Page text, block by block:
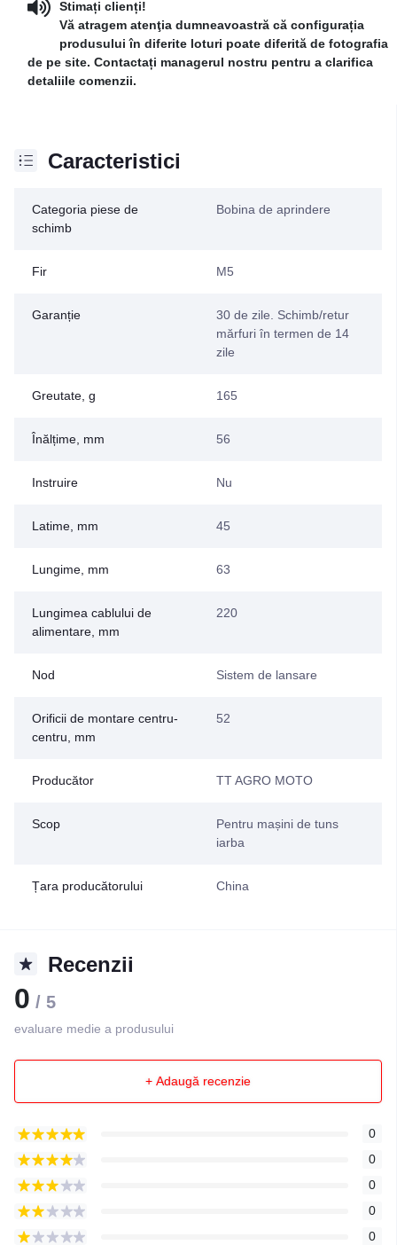
Stimați clienți!
Vă atragem atenţia dumneavoastră că configurația
produsului în diferite loturi poate diferită de fotografia
de pe site. Contactați managerul nostru pentru a clarifica
detaliile comenzii.
Caracteristici
Categoria piese de
schimb
Bobina de aprindere
Fir M5
Garanție
30 de zile. Schimb/retur
mărfuri în termen de 14
zile
Greutate, g 165
Înălțime, mm 56
Instruire Nu
Latime, mm 45
Lungime, mm 63
Lungimea cablului de
alimentare, mm
220
Nod Sistem de lansare
Orificii de montare centru-
centru, mm
52
Producător TT AGRO MOTO
Scop
Pentru mașini de tuns
iarba
Țara producătorului China
Recenzii
0 / 5
evaluare medie a produsului
+ Adaugă recenzie
0
0
0
0
0